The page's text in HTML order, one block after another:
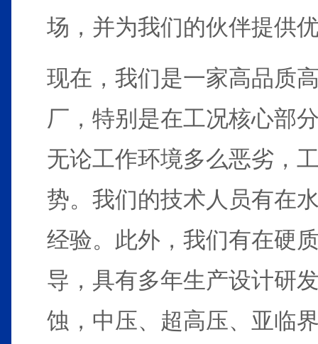
场，并为我们的伙伴提供
现在，我们是一家高品质
厂，特别是在工况核心部
无论工作环境多么恶劣，
势。我们的技术人员有在
经验。此外，我们有在硬
导，具有多年生产设计研
蚀，中压、超高压、亚临